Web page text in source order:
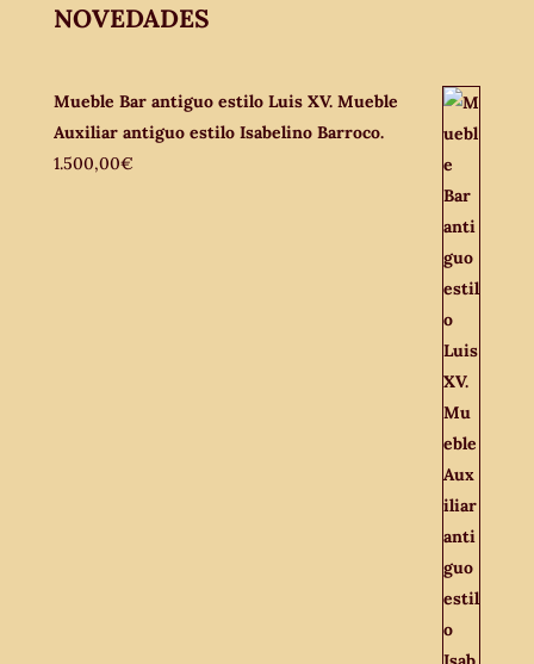
NOVEDADES
Mueble Bar antiguo estilo Luis XV. Mueble
Auxiliar antiguo estilo Isabelino Barroco.
1.500,00€